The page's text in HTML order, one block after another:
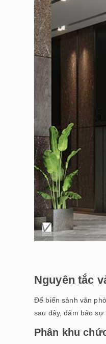
Nguyên tắc
Để biến sảnh văn
sau đây, đảm bảo sự
Phân khu